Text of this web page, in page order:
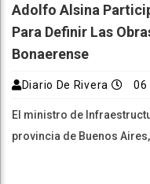
Adolfo Alsina
Para Definir Las
Bonaerense
Diario De Rivera 06
El ministro de
provincia de Buenos